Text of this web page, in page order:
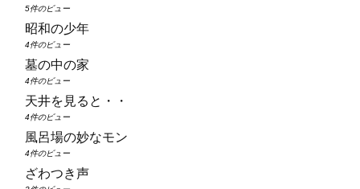
5件のビュー
昭和の少年
4件のビュー
墓の中の家
4件のビュー
天井を見ると・・
4件のビュー
風呂場の妙なモン
4件のビュー
ざわつき声